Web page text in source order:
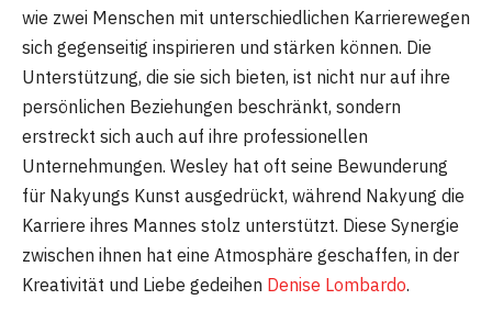
wie zwei Menschen mit unterschiedlichen Karrierewegen
sich gegenseitig inspirieren und stärken können. Die
Unterstützung, die sie sich bieten, ist nicht nur auf ihre
persönlichen Beziehungen beschränkt, sondern
erstreckt sich auch auf ihre professionellen
Unternehmungen. Wesley hat oft seine Bewunderung
für Nakyungs Kunst ausgedrückt, während Nakyung die
Karriere ihres Mannes stolz unterstützt. Diese Synergie
zwischen ihnen hat eine Atmosphäre geschaffen, in der
Kreativität und Liebe gedeihen Denise Lombardo.